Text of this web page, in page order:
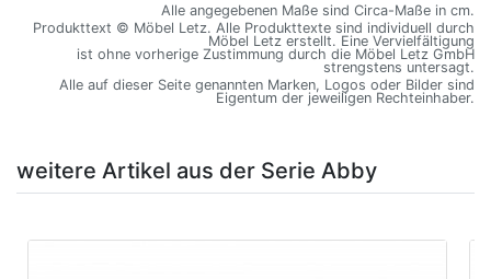
Alle angegebenen Maße sind Circa-Maße in cm.
Produkttext © Möbel Letz. Alle Produkttexte sind individuell durch
Möbel Letz erstellt. Eine Vervielfältigung
ist ohne vorherige Zustimmung durch die Möbel Letz GmbH
strengstens untersagt.
Alle auf dieser Seite genannten Marken, Logos oder Bilder sind
Eigentum der jeweiligen Rechteinhaber.
weitere Artikel aus der Serie Abby